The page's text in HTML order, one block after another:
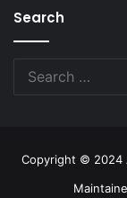
Search
Copyright © 2024